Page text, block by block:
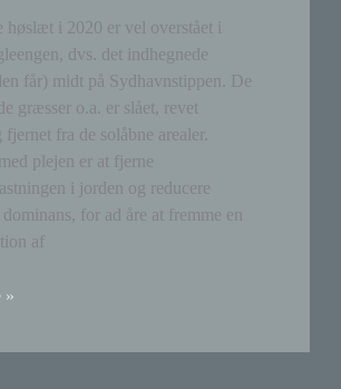
høslæt i 2020 er vel overstået i
dvs. det indhegnede
får) midt på Sydhavnstippen. De
græsser o.a. er slået, revet
fjernet fra de solåbne arealer.
plejen er at fjerne
i jorden og reducere
for ad åre at fremme en
af
»